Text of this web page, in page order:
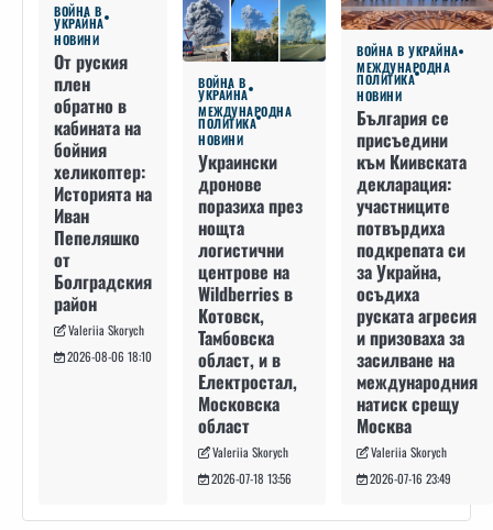
ВОЙНА В
УКРАЙНА
НОВИНИ
От руския
плен
обратно в
кабината на
бойния
хеликоптер:
Историята на
Иван
Пепеляшко
от
Болградския
район
Valeriia Skorych
2026-08-06 18:10
ВОЙНА В
УКРАЙНА
МЕЖДУНАРОДНА
ПОЛИТИКА
НОВИНИ
Украински
дронове
поразиха през
нощта
логистични
центрове на
Wildberries в
Котовск,
Тамбовска
област, и в
Електростал,
Московска
област
Valeriia Skorych
2026-07-18 13:56
ВОЙНА В УКРАЙНА
МЕЖДУНАРОДНА
ПОЛИТИКА
НОВИНИ
България се
присъедини
към Киивската
декларация:
участниците
потвърдиха
подкрепата си
за Украйна,
осъдиха
руската агресия
и призоваха за
засилване на
международния
натиск срещу
Москва
Valeriia Skorych
2026-07-16 23:49